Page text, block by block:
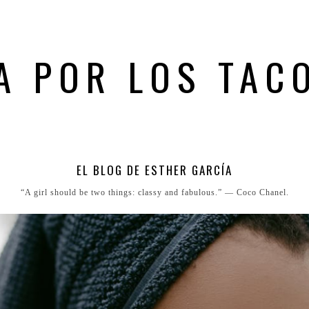
POR LOS
EL BLOG DE ESTHER GARCÍA
“A girl should be two things: classy and fabulous.” ― Coco Chanel.